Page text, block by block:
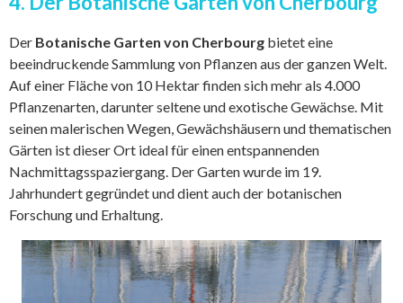
Der Botanische Garten von Cherbourg bietet eine
beeindruckende Sammlung von Pflanzen aus der ganzen Welt.
Auf einer Fläche von 10 Hektar finden sich mehr als 4.000
Pflanzenarten, darunter seltene und exotische Gewächse. Mit
seinen malerischen Wegen, Gewächshäusern und thematischen
Gärten ist dieser Ort ideal für einen entspannenden
Nachmittagsspaziergang. Der Garten wurde im 19.
Jahrhundert gegründet und dient auch der botanischen
Forschung und Erhaltung.